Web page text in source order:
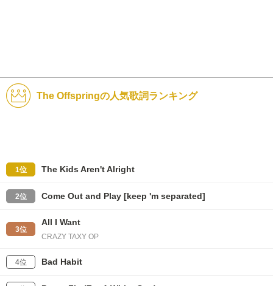
The Offspringの人気歌詞ランキング
1位 The Kids Aren't Alright
2位 Come Out and Play [keep 'm separated]
3位
All I Want
CRAZY TAXY OP
4位 Bad Habit